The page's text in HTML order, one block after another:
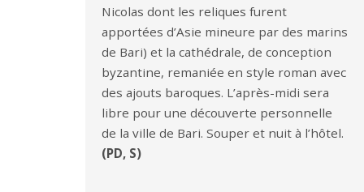
Nicolas dont les reliques furent
apportées d’Asie mineure par des marins
de Bari) et la cathédrale, de conception
byzantine, remaniée en style roman avec
des ajouts baroques. L’après-midi sera
libre pour une découverte personnelle
de la ville de Bari. Souper et nuit à l’hôtel.
(PD, S)